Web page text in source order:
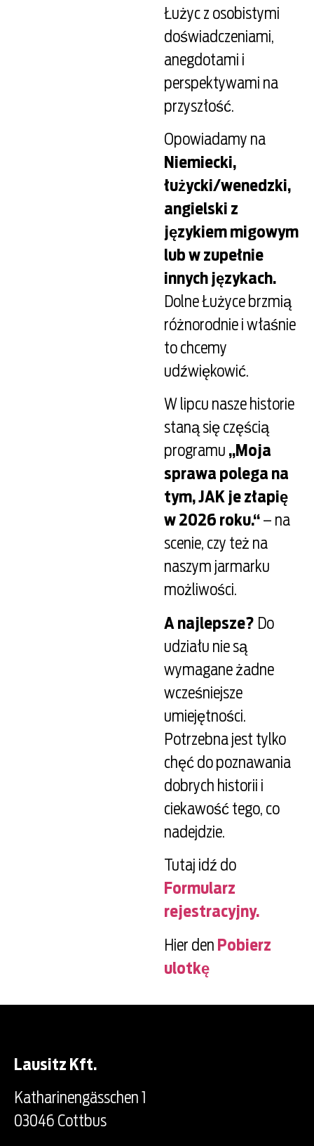
Łużyc z osobistymi
doświadczeniami,
anegdotami i
perspektywami na
przyszłość.
Opowiadamy na
Niemiecki,
łużycki/wenedzki,
angielski z
językiem migowym
lub w zupełnie
innych językach.
Dolne Łużyce brzmią
różnorodnie i właśnie
to chcemy
udźwiękowić.
W lipcu nasze historie
staną się częścią
programu „Moja
sprawa polega na
tym, JAK je złapię
w 2026 roku.“ – na
scenie, czy też na
naszym jarmarku
możliwości.
A najlepsze? Do
udziału nie są
wymagane żadne
wcześniejsze
umiejętności.
Potrzebna jest tylko
chęć do poznawania
dobrych historii i
ciekawość tego, co
nadejdzie.
Tutaj idź do
Formularz
rejestracyjny.
Hier den Pobierz
ulotkę
Lausitz Kft.
Katharinengässchen 1
03046 Cottbus